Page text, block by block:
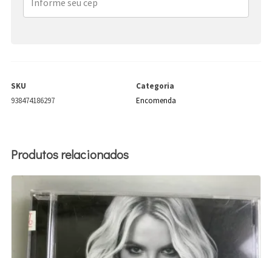
SKU
938474186297
Categoria
Encomenda
Produtos relacionados